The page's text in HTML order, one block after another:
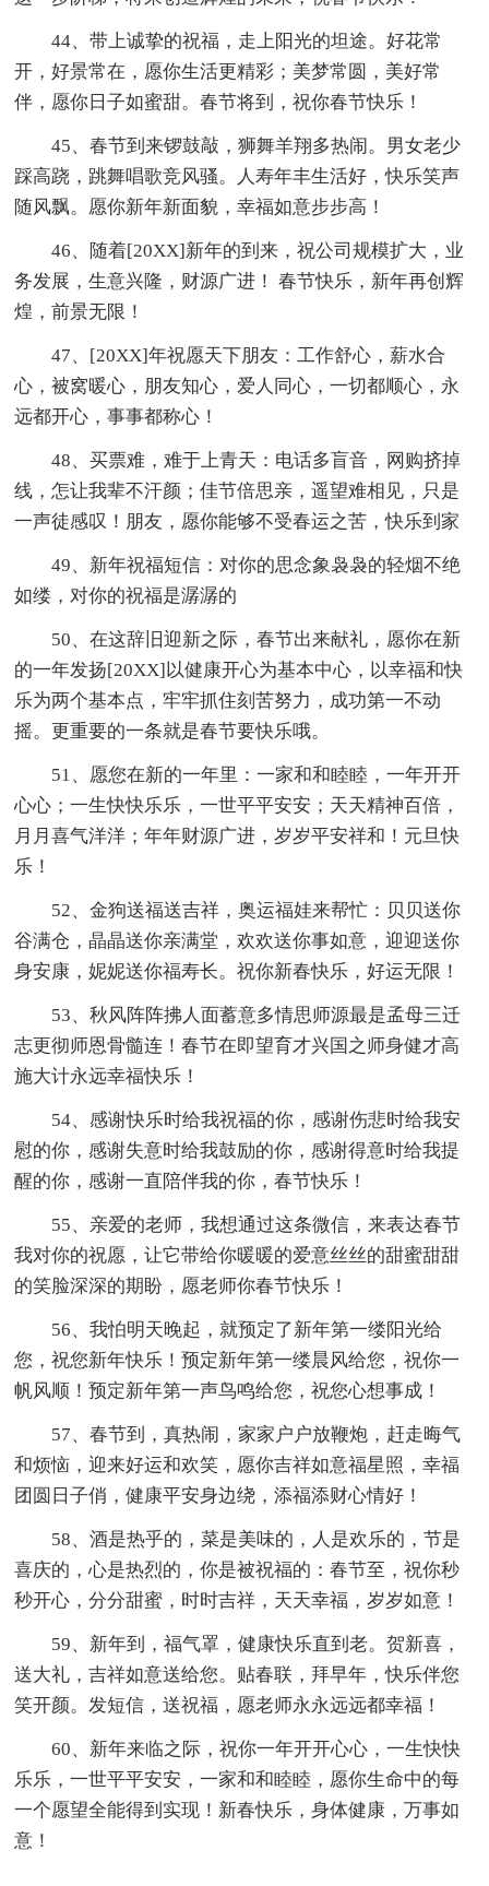
44、带上诚挚的祝福，走上阳光的坦途。好花常
开，好景常在，愿你生活更精彩；美梦常圆，美好常
伴，愿你日子如蜜甜。春节将到，祝你春节快乐！
45、春节到来锣鼓敲，狮舞羊翔多热闹。男女老少
踩高跷，跳舞唱歌竞风骚。人寿年丰生活好，快乐笑声
随风飘。愿你新年新面貌，幸福如意步步高！
46、随着[20XX]新年的到来，祝公司规模扩大，业
务发展，生意兴隆，财源广进！ 春节快乐，新年再创辉
煌，前景无限！
47、[20XX]年祝愿天下朋友：工作舒心，薪水合
心，被窝暖心，朋友知心，爱人同心，一切都顺心，永
远都开心，事事都称心！
48、买票难，难于上青天：电话多盲音，网购挤掉
线，怎让我辈不汗颜；佳节倍思亲，遥望难相见，只是
一声徒感叹！朋友，愿你能够不受春运之苦，快乐到家
49、新年祝福短信：对你的思念象袅袅的轻烟不绝
如缕，对你的祝福是潺潺的
50、在这辞旧迎新之际，春节出来献礼，愿你在新
的一年发扬[20XX]以健康开心为基本中心，以幸福和快
乐为两个基本点，牢牢抓住刻苦努力，成功第一不动
摇。更重要的一条就是春节要快乐哦。
51、愿您在新的一年里：一家和和睦睦，一年开开
心心；一生快快乐乐，一世平平安安；天天精神百倍，
月月喜气洋洋；年年财源广进，岁岁平安祥和！元旦快
乐！
52、金狗送福送吉祥，奥运福娃来帮忙：贝贝送你
谷满仓，晶晶送你亲满堂，欢欢送你事如意，迎迎送你
身安康，妮妮送你福寿长。祝你新春快乐，好运无限！
53、秋风阵阵拂人面蓄意多情思师源最是孟母三迁
志更彻师恩骨髓连！春节在即望育才兴国之师身健才高
施大计永远幸福快乐！
54、感谢快乐时给我祝福的你，感谢伤悲时给我安
慰的你，感谢失意时给我鼓励的你，感谢得意时给我提
醒的你，感谢一直陪伴我的你，春节快乐！
55、亲爱的老师，我想通过这条微信，来表达春节
我对你的祝愿，让它带给你暖暖的爱意丝丝的甜蜜甜甜
的笑脸深深的期盼，愿老师你春节快乐！
56、我怕明天晚起，就预定了新年第一缕阳光给
您，祝您新年快乐！预定新年第一缕晨风给您，祝你一
帆风顺！预定新年第一声鸟鸣给您，祝您心想事成！
57、春节到，真热闹，家家户户放鞭炮，赶走晦气
和烦恼，迎来好运和欢笑，愿你吉祥如意福星照，幸福
团圆日子俏，健康平安身边绕，添福添财心情好！
58、酒是热乎的，菜是美味的，人是欢乐的，节是
喜庆的，心是热烈的，你是被祝福的：春节至，祝你秒
秒开心，分分甜蜜，时时吉祥，天天幸福，岁岁如意！
59、新年到，福气罩，健康快乐直到老。贺新喜，
送大礼，吉祥如意送给您。贴春联，拜早年，快乐伴您
笑开颜。发短信，送祝福，愿老师永永远远都幸福！
60、新年来临之际，祝你一年开开心心，一生快快
乐乐，一世平平安安，一家和和睦睦，愿你生命中的每
一个愿望全能得到实现！新春快乐，身体健康，万事如
意！